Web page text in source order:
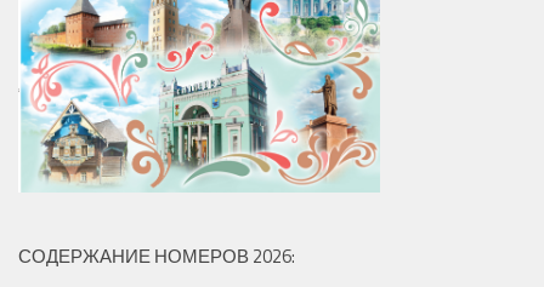
СОДЕРЖАНИЕ НОМЕРОВ 2026: